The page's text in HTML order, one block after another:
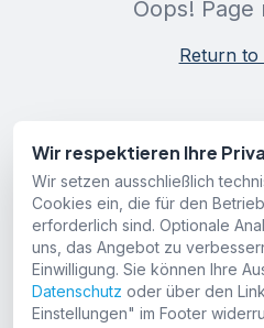
Oops! Page
Return to
Wir respektieren Ihre
Wir setzen ausschließlich
Cookies ein, die für den
erforderlich sind. Optionale
uns, das Angebot zu
Einwilligung. Sie können Ihre
Datenschutz oder über den
Einstellungen" im Footer